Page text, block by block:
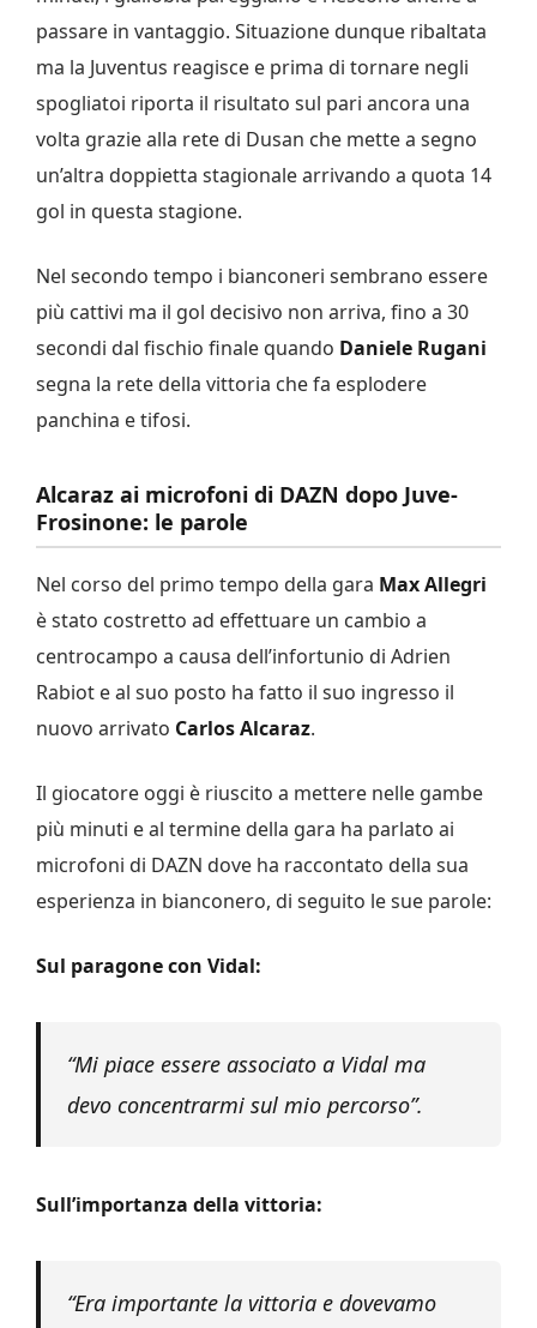
passare in vantaggio. Situazione dunque ribaltata
ma la Juventus reagisce e prima di tornare negli
spogliatoi riporta il risultato sul pari ancora una
volta grazie alla rete di Dusan che mette a segno
un’altra doppietta stagionale arrivando a quota 14
gol in questa stagione.
Nel secondo tempo i bianconeri sembrano essere
più cattivi ma il gol decisivo non arriva, fino a 30
secondi dal fischio finale quando Daniele Rugani
segna la rete della vittoria che fa esplodere
panchina e tifosi.
Alcaraz ai microfoni di DAZN dopo Juve-
Frosinone: le parole
Nel corso del primo tempo della gara Max Allegri
è stato costretto ad effettuare un cambio a
centrocampo a causa dell’infortunio di Adrien
Rabiot e al suo posto ha fatto il suo ingresso il
nuovo arrivato Carlos Alcaraz.
Il giocatore oggi è riuscito a mettere nelle gambe
più minuti e al termine della gara ha parlato ai
microfoni di DAZN dove ha raccontato della sua
esperienza in bianconero, di seguito le sue parole:
Sul paragone con Vidal:
“Mi piace essere associato a Vidal ma
devo concentrarmi sul mio percorso”.
Sull’importanza della vittoria:
“Era importante la vittoria e dovevamo